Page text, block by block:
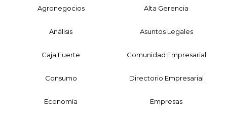
Agronegocios Alta Gerencia
Análisis Asuntos Legales
Caja Fuerte Comunidad Empresarial
Consumo Directorio Empresarial
Economía Empresas